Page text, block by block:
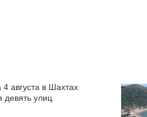
4 августа в Шахтах
девять улиц